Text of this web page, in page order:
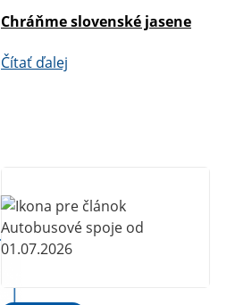
Chráňme slovenské jasene
Čítať ďalej